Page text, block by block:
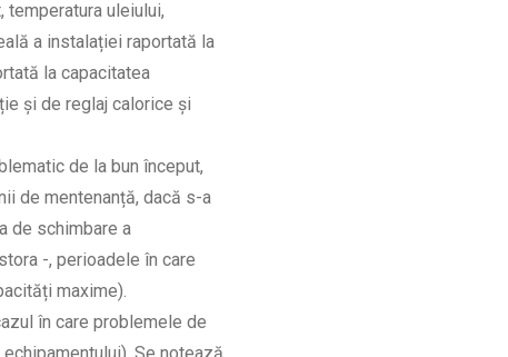
uleiului,
a instalației raportată la
la capacitatea
și de reglaj calorice și
de la bun început,
de mentenanță, dacă s-a
de schimbare a
-, perioadele în care
maxime).
în care problemele de